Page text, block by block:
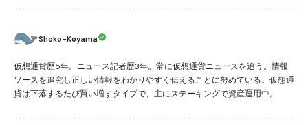
Shoko-Koyama
仮想通貨歴5年。ニュース記者歴3年。常に仮想通貨ニュースを追う。情報
ソースを追究し正しい情報をわかりやすく伝えることに努めている。仮想通
貨は下落するたび買い増すタイプで、主にステーキングで資産運用中。